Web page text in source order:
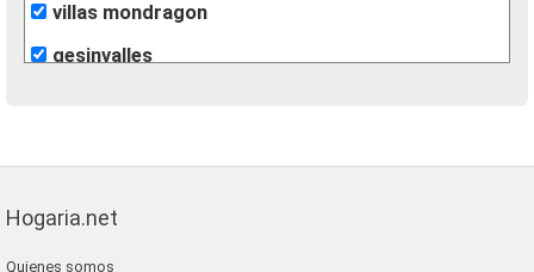
villas mondragon
gesinvalles
lunallar
Hogaria.net
Quienes somos